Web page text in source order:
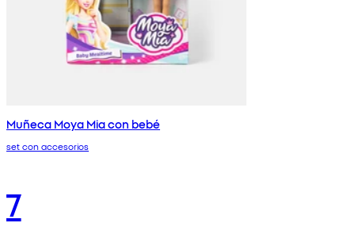
Muñeca Moya Mia con bebé
set con accesorios
7